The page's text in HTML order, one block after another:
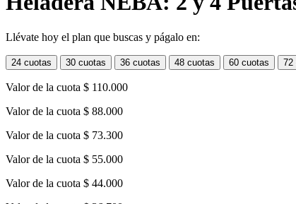
Llévate hoy el plan que buscas y págalo en:
24 cuotas 30 cuotas 36 cuotas 48 cuotas 60 cuotas 72
Valor de la cuota $ 110.000
Valor de la cuota $ 88.000
Valor de la cuota $ 73.300
Valor de la cuota $ 55.000
Valor de la cuota $ 44.000